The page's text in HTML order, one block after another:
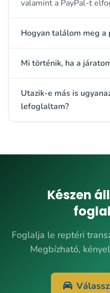
valamint a PayPal-t
Hogyan találom meg
Mi történik, ha a
Utazik-e más is
lefoglaltam?
Készen
Foglalja le reptéri
Megbízható,